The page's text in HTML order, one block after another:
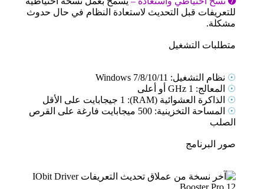
للتعريفات قبل التحديث لاستعادة النظام في حال حدوث
مشكلة.
متطلبات التشغيل
☉ نظام التشغيل: Windows 7/8/10/11
☉ المعالج: 1 GHz أو أعلى
☉ الذاكرة العشوائية (RAM): 1 جيجابايت على الأقل
☉
المساحة التخزينية: 500 ميجابايت فارغة على القرص
الصلب
صور البرنامج